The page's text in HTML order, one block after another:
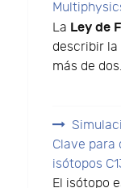
La Ley de
describir la
más de
Clave para
isótopos
El isótopo